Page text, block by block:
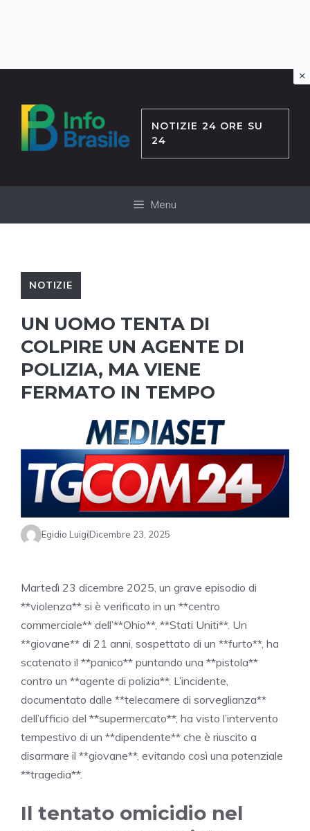
contenuto
NOTIZIE 24 ORE SU
24
Menu
NOTIZIE
UN UOMO TENTA DI
COLPIRE UN AGENTE DI
POLIZIA, MA VIENE
FERMATO IN TEMPO
Egidio LuigiDicembre 23, 2025
Martedì 23 dicembre 2025, un grave episodio di
**violenza** si è verificato in un **centro
commerciale** dell’**Ohio**, **Stati Uniti**. Un
**giovane** di 21 anni, sospettato di un **furto**, ha
scatenato il **panico** puntando una **pistola**
contro un **agente di polizia**. L’incidente,
documentato dalle **telecamere di sorveglianza**
dell’ufficio del **supermercato**, ha visto l’intervento
tempestivo di un **dipendente** che è riuscito a
disarmare il **giovane**, evitando così una potenziale
**tragedia**.
Il tentato omicidio nel
×